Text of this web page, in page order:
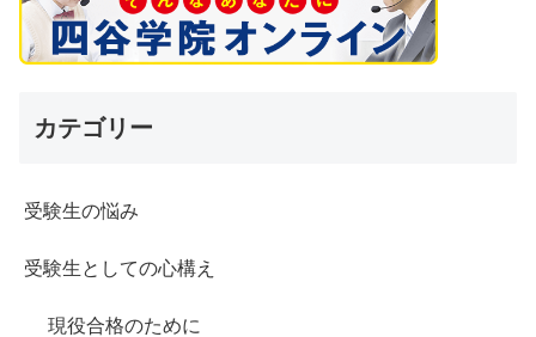
カテゴリー
受験生の悩み
受験生としての心構え
現役合格のために